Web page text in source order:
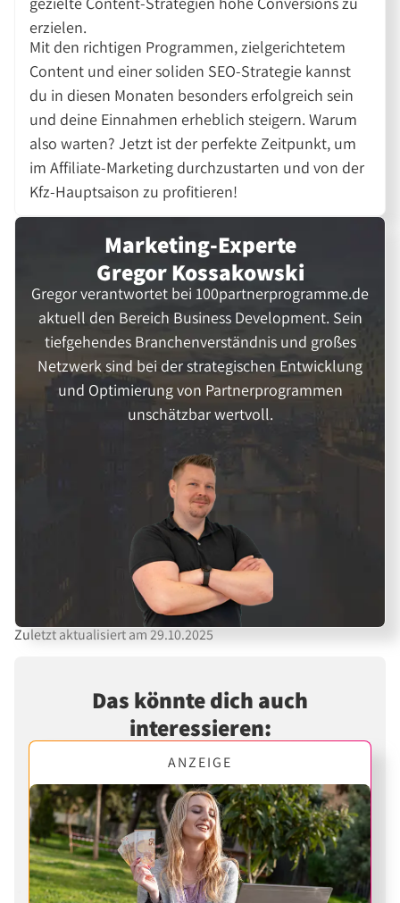
erzielen.
Mit den richtigen Programmen, zielgerichtetem
Content und einer soliden SEO-Strategie kannst
du in diesen Monaten besonders erfolgreich sein
und deine Einnahmen erheblich steigern. Warum
also warten? Jetzt ist der perfekte Zeitpunkt, um
im Affiliate-Marketing durchzustarten und von der
Kfz-Hauptsaison zu profitieren!
Marketing-Experte
Gregor Kossakowski
Gregor verantwortet bei 100partnerprogramme.de
aktuell den Bereich Business Development. Sein
tiefgehendes Branchenverständnis und großes
Netzwerk sind bei der strategischen Entwicklung
und Optimierung von Partnerprogrammen
unschätzbar wertvoll.
Zuletzt aktualisiert am 29.10.2025
Das könnte dich auch
interessieren:
ANZEIGE